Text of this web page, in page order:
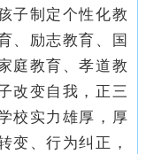
子制定个性化教
、励志教育、国
庭教育、孝道教
改变自我，正三
校实力雄厚，厚
变、行为纠正，